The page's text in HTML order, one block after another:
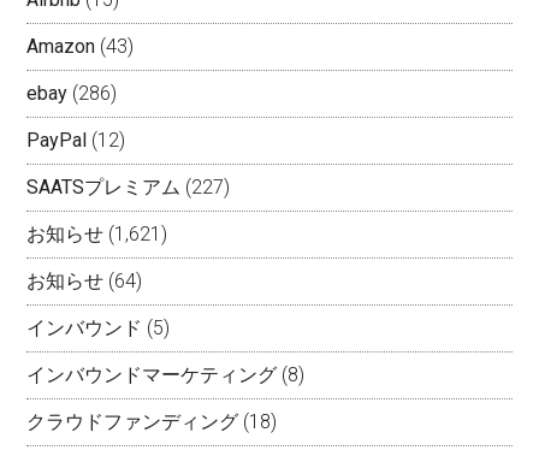
Amazon (43)
ebay (286)
PayPal (12)
SAATSプレミアム (227)
お知らせ (1,621)
お知らせ (64)
インバウンド (5)
インバウンドマーケティング (8)
クラウドファンディング (18)